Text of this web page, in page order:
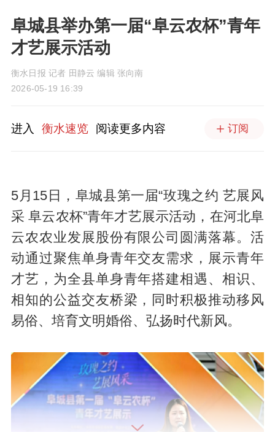
阜城县举办第一届“阜云农杯”青年
才艺展示活动
衡水日报 记者 田静云 编辑 张向南
2026-05-19 16:39
进入 衡水速览 阅读更多内容 订阅
5月15日，阜城县第一届“玫瑰之约 艺展风
采 阜云农杯”青年才艺展示活动，在河北阜
云农农业发展股份有限公司圆满落幕。活
动通过聚焦单身青年交友需求，展示青年
才艺，为全县单身青年搭建相遇、相识、
相知的公益交友桥梁，同时积极推动移风
易俗、培育文明婚俗、弘扬时代新风。